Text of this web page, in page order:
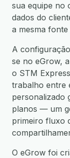
sua equipe no
dados do
a mesma fonte
A
se no eGrow,
o STM
trabalho entre
personalizado
planos — um
primeiro fluxo
O eGrow foi